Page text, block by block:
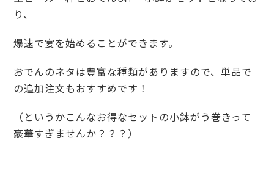
り、
爆速で宴を始めることができます。
おでんのネタは豊富な種類がありますので、単品で
の追加注文もおすすめです！
（というかこんなお得なセットの小鉢がう巻きって
豪華すぎませんか？？？）